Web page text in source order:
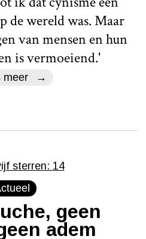
de wereld was. Maar
van mensen en hun
is vermoeiend.'
meer
geen
adem